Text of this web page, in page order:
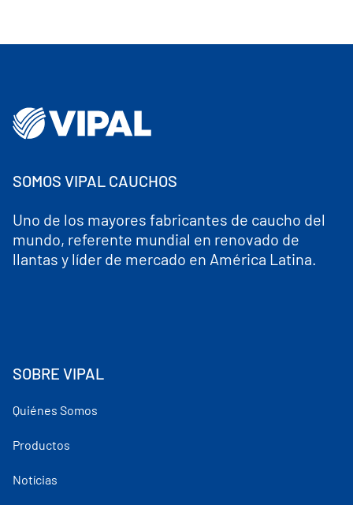
SOMOS VIPAL CAUCHOS
Uno de los mayores fabricantes de caucho del
mundo, referente mundial en renovado de
llantas y líder de mercado en América Latina.
SOBRE VIPAL
Quiénes Somos
Productos
Notícias